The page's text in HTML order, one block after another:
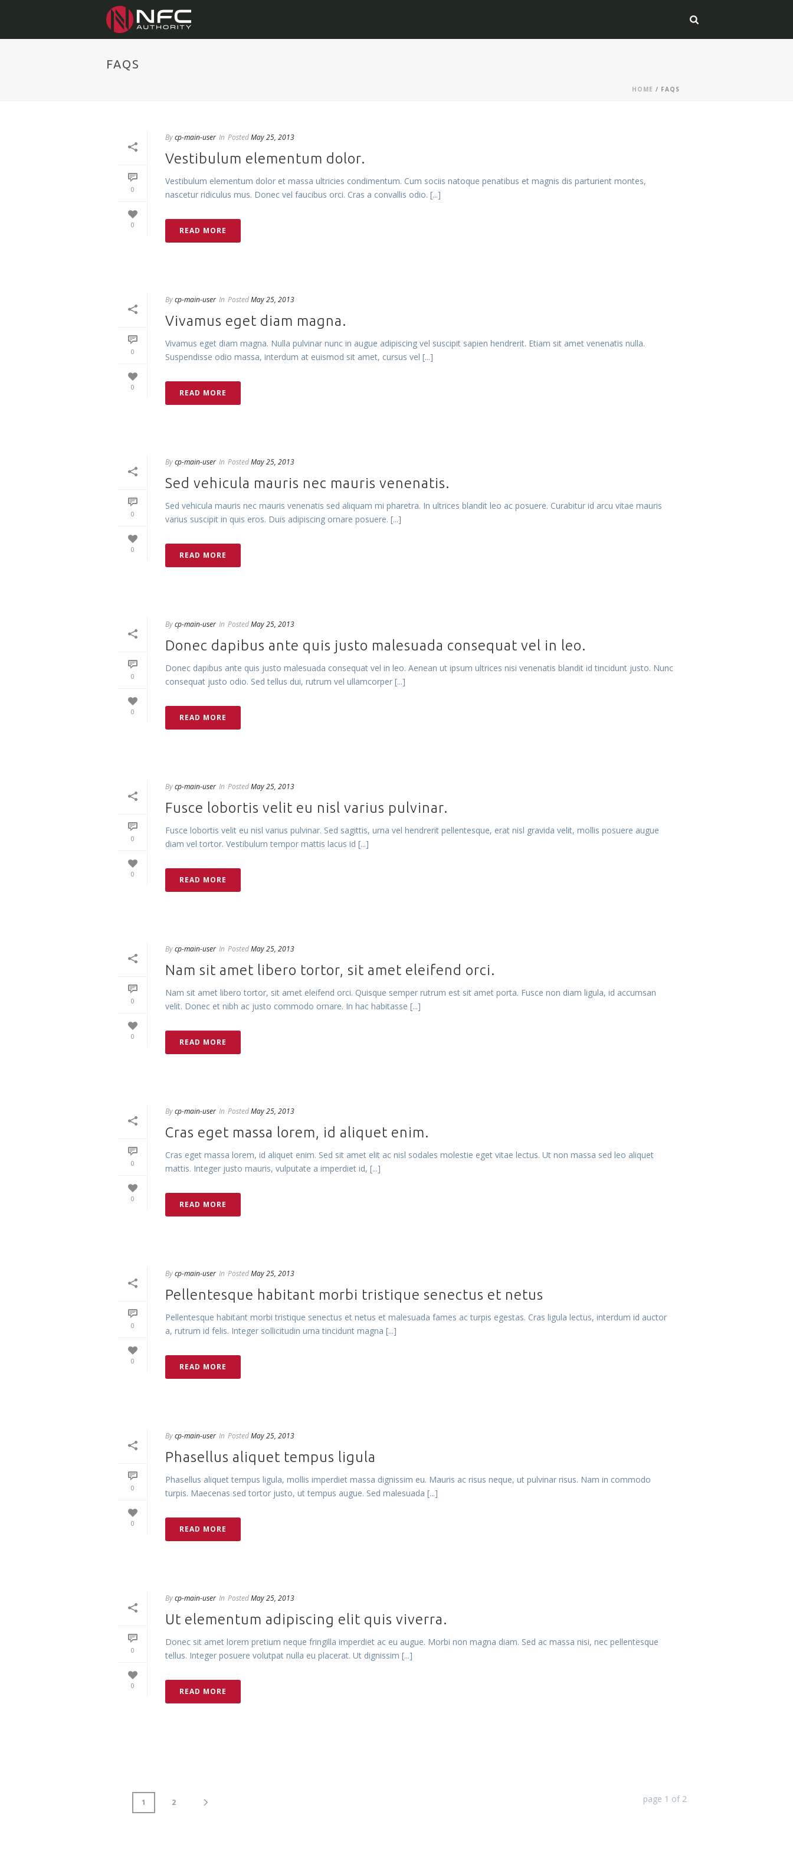
FAQS
HOME / FAQS
0
0
Bycp-main-user In PostedMay 25, 2013
Vestibulum elementum dolor.
Vestibulum elementum dolor et massa ultricies condimentum. Cum sociis natoque penatibus et magnis dis parturient montes,
nascetur ridiculus mus. Donec vel faucibus orci. Cras a convallis odio. [...]
READ MORE
0
0
Bycp-main-user In PostedMay 25, 2013
Vivamus eget diam magna.
Vivamus eget diam magna. Nulla pulvinar nunc in augue adipiscing vel suscipit sapien hendrerit. Etiam sit amet venenatis nulla.
Suspendisse odio massa, interdum at euismod sit amet, cursus vel [...]
READ MORE
0
0
Bycp-main-user In PostedMay 25, 2013
Sed vehicula mauris nec mauris venenatis.
Sed vehicula mauris nec mauris venenatis sed aliquam mi pharetra. In ultrices blandit leo ac posuere. Curabitur id arcu vitae mauris
varius suscipit in quis eros. Duis adipiscing ornare posuere. [...]
READ MORE
0
0
Bycp-main-user In PostedMay 25, 2013
Donec dapibus ante quis justo malesuada consequat vel in leo.
Donec dapibus ante quis justo malesuada consequat vel in leo. Aenean ut ipsum ultrices nisi venenatis blandit id tincidunt justo. Nunc
consequat justo odio. Sed tellus dui, rutrum vel ullamcorper [...]
READ MORE
0
0
Bycp-main-user In PostedMay 25, 2013
Fusce lobortis velit eu nisl varius pulvinar.
Fusce lobortis velit eu nisl varius pulvinar. Sed sagittis, urna vel hendrerit pellentesque, erat nisl gravida velit, mollis posuere augue
diam vel tortor. Vestibulum tempor mattis lacus id [...]
READ MORE
0
0
Bycp-main-user In PostedMay 25, 2013
Nam sit amet libero tortor, sit amet eleifend orci.
Nam sit amet libero tortor, sit amet eleifend orci. Quisque semper rutrum est sit amet porta. Fusce non diam ligula, id accumsan
velit. Donec et nibh ac justo commodo ornare. In hac habitasse [...]
READ MORE
0
0
Bycp-main-user In PostedMay 25, 2013
Cras eget massa lorem, id aliquet enim.
Cras eget massa lorem, id aliquet enim. Sed sit amet elit ac nisl sodales molestie eget vitae lectus. Ut non massa sed leo aliquet
mattis. Integer justo mauris, vulputate a imperdiet id, [...]
READ MORE
0
0
Bycp-main-user In PostedMay 25, 2013
Pellentesque habitant morbi tristique senectus et netus
Pellentesque habitant morbi tristique senectus et netus et malesuada fames ac turpis egestas. Cras ligula lectus, interdum id auctor
a, rutrum id felis. Integer sollicitudin urna tincidunt magna [...]
READ MORE
0
0
Bycp-main-user In PostedMay 25, 2013
Phasellus aliquet tempus ligula
Phasellus aliquet tempus ligula, mollis imperdiet massa dignissim eu. Mauris ac risus neque, ut pulvinar risus. Nam in commodo
turpis. Maecenas sed tortor justo, ut tempus augue. Sed malesuada [...]
READ MORE
0
0
Bycp-main-user In PostedMay 25, 2013
Ut elementum adipiscing elit quis viverra.
Donec sit amet lorem pretium neque fringilla imperdiet ac eu augue. Morbi non magna diam. Sed ac massa nisi, nec pellentesque
tellus. Integer posuere volutpat nulla eu placerat. Ut dignissim [...]
READ MORE
1 2 page 1 of 2